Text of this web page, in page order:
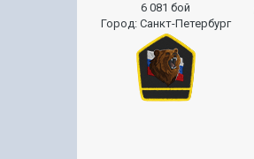
6 081 бой
Город: Санкт-Петербург